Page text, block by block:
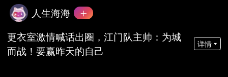
人生海海
更衣室激情喊话出圈，江门队主帅：为城
而战！要赢昨天的自己
详情